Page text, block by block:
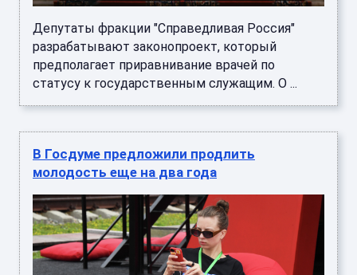
Депутаты фракции "Справедливая Россия"
разрабатывают законопроект, который
предполагает приравнивание врачей по
статусу к государственным служащим. О ...
В Госдуме предложили продлить
молодость еще на два года